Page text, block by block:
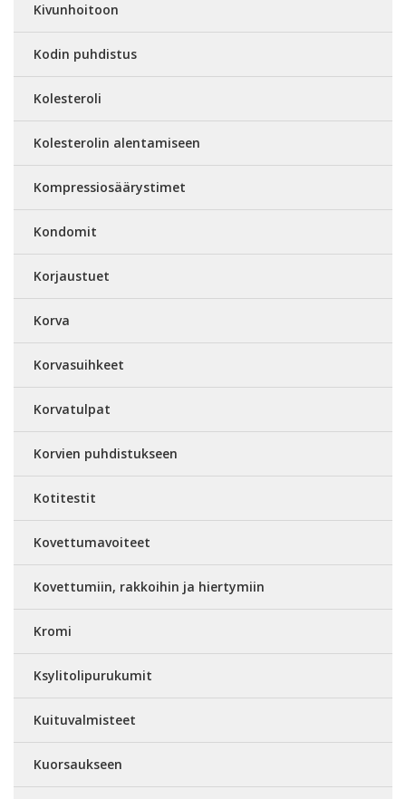
Kivunhoitoon
Kodin puhdistus
Kolesteroli
Kolesterolin alentamiseen
Kompressiosäärystimet
Kondomit
Korjaustuet
Korva
Korvasuihkeet
Korvatulpat
Korvien puhdistukseen
Kotitestit
Kovettumavoiteet
Kovettumiin, rakkoihin ja hiertymiin
Kromi
Ksylitolipurukumit
Kuituvalmisteet
Kuorsaukseen